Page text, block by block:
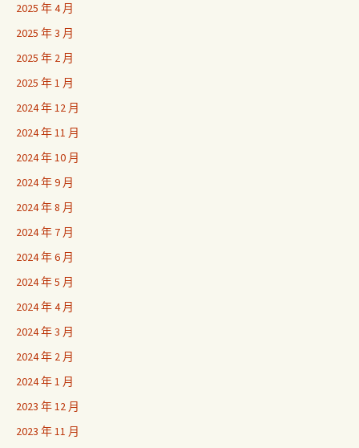
2025 年 4 月
2025 年 3 月
2025 年 2 月
2025 年 1 月
2024 年 12 月
2024 年 11 月
2024 年 10 月
2024 年 9 月
2024 年 8 月
2024 年 7 月
2024 年 6 月
2024 年 5 月
2024 年 4 月
2024 年 3 月
2024 年 2 月
2024 年 1 月
2023 年 12 月
2023 年 11 月